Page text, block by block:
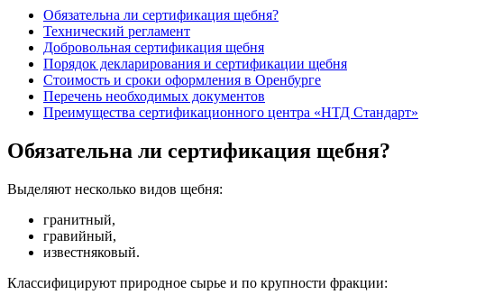
Обязательна ли сертификация щебня?
Технический регламент
Добровольная сертификация щебня
Порядок декларирования и сертификации щебня
Стоимость и сроки оформления в Оренбурге
Перечень необходимых документов
Преимущества сертификационного центра «НТД Стандарт»
Обязательна ли сертификация щебня?
Выделяют несколько видов щебня:
гранитный,
гравийный,
известняковый.
Классифицируют природное сырье и по крупности фракции: